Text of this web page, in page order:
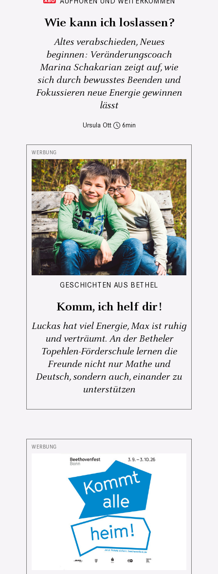
Wie kann ich loslassen?
Altes verabschieden, Neues
beginnen: Veränderungscoach
Marina Schakarian zeigt auf, wie
sich durch bewusstes Beenden und
Fokussieren neue Energie gewinnen
lässt
Ursula Ott 6
GESCHICHTEN AUS BETHEL
Komm, ich helf dir!
Luckas hat viel Energie, Max ist ruhig
und verträumt. An der Betheler
Topehlen-Förderschule lernen die
Freunde nicht nur Mathe und
Deutsch, sondern auch, einander zu
unterstützen